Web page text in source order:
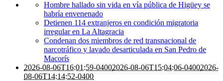
Hombre hallado sin vida en vía pública de Higüey se
habría envenenado
Detienen 114 extranjeros en condición migratoria
irregular en La Altagracia
Condenan dos miembros de red transnacional de
narcotráfico y lavado desarticulada en San Pedro de
Macorís
2026-08-06T16:01:59-04002026-08-06T15:04:06-04002026-
08-06T14:14:52-0400